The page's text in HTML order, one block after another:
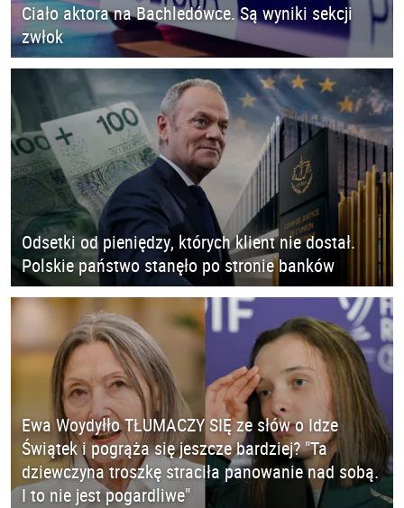
Ciało aktora na Bachledówce. Są wyniki sekcji
zwłok
Odsetki od pieniędzy, których klient nie dostał.
Polskie państwo stanęło po stronie banków
Ewa Woydyłło TŁUMACZY SIĘ ze słów o Idze
Świątek i pogrąża się jeszcze bardziej? "Ta
dziewczyna troszkę straciła panowanie nad sobą.
I to nie jest pogardliwe"